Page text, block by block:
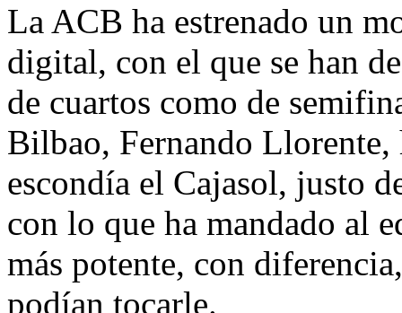
La ACB ha estrenado un
digital, con el que se han
de cuartos como de
Bilbao, Fernando Llorente,
escondía el Cajasol, justo
con lo que ha mandado al
más potente, con
podían tocarle.